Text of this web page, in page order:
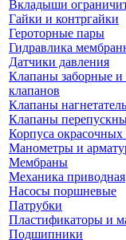
Вкладыши
Гайки и контргайки
Героторные пары
Гидравлика
Датчики давления
Клапаны заборные и
клапанов
Клапаны
Клапаны
Корпуса окрасочных
Манометры и
Мембраны
Механика приводная
Насосы поршневые
Патрубки
Пластификаторы и
Подшипники